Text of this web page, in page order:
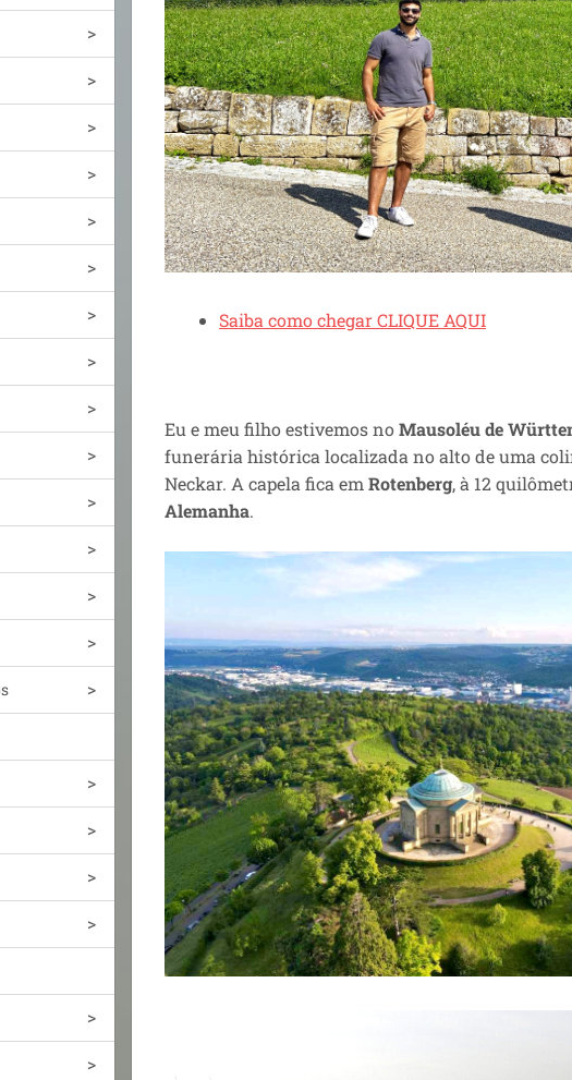
Saiba como chegar CLIQUE AQUI
Eu e meu filho estivemos noMausoléu de
funerária histórica localizada no alto de uma
Neckar. A capela fica em Rotenberg, à 12
Alemanha.